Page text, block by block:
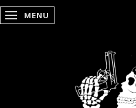
SKIFTE NAVIGATION
MENU